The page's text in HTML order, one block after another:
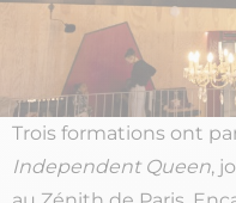
Trois formations ont
Independent Queen,